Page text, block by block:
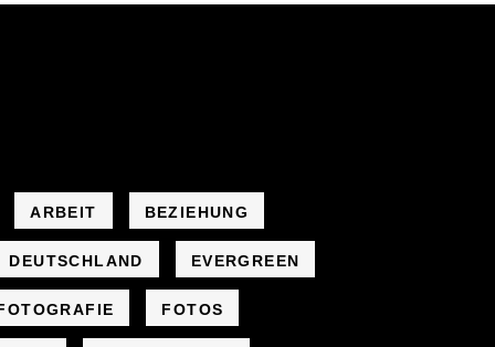
ARBEIT BEZIEHUNG
DEUTSCHLAND EVERGREEN
FOTOS